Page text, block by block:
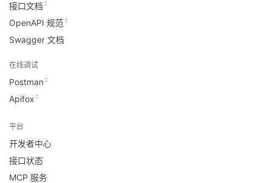
接口文档
OpenAPI 规范
Swagger 文档
在线调试
Postman
Apifox
平台
开发者中心
接口状态
MCP 服务